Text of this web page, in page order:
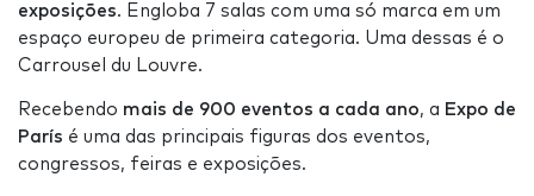
exposições. Engloba 7 salas com uma só marca em um
espaço europeu de primeira categoria. Uma dessas é o
Carrousel du Louvre.
Recebendo mais de 900 eventos a cada ano, a Expo de
París é uma das principais figuras dos eventos,
congressos, feiras e exposições.